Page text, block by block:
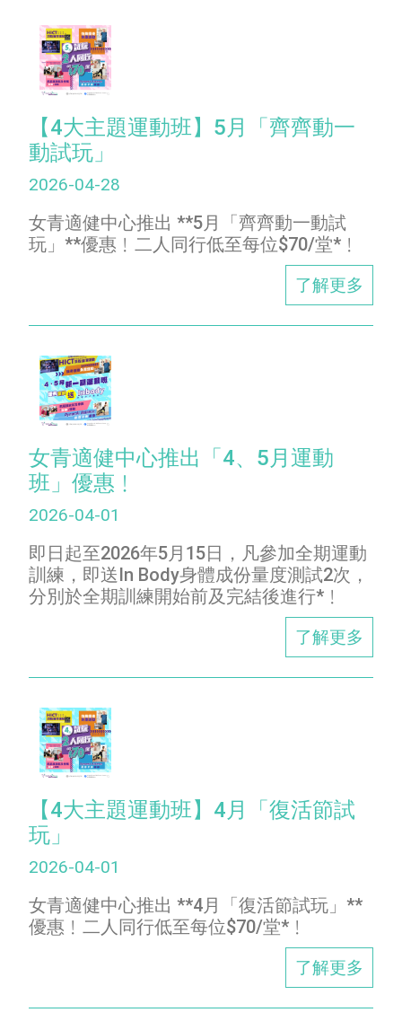
【4大主題運動班】5月「齊齊動一
動試玩」
2026-04-28
女青適健中心推出 **5月「齊齊動一動試
玩」**優惠﹗二人同行低至每位$70/堂*﹗
了解更多
女青適健中心推出「4、5月運動
班」優惠﹗
2026-04-01
即日起至2026年5月15日，凡參加全期運動
訓練，即送In Body身體成份量度測試2次，
分別於全期訓練開始前及完結後進行*﹗
了解更多
【4大主題運動班】4月「復活節試
玩」
2026-04-01
女青適健中心推出 **4月「復活節試玩」**
優惠﹗二人同行低至每位$70/堂*﹗
了解更多